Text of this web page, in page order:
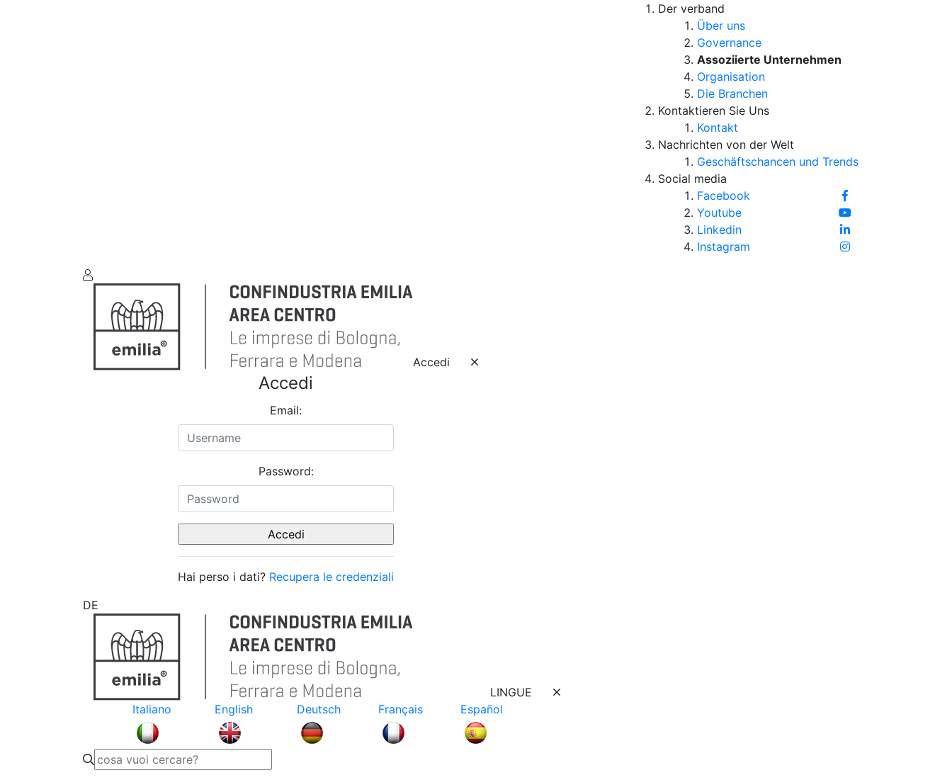
Der verband
Über uns
Governance
Assoziierte Unternehmen
Organisation
Die Branchen
Kontaktieren Sie Uns
Kontakt
Nachrichten von der Welt
Geschäftschancen und Trends
Social media
Facebook
Youtube
Linkedin
Instagram
Accedi
Accedi
Email:
Password:
Hai perso i dati? Recupera le credenziali
DE
LINGUE
Italiano
English Deutsch Français Español